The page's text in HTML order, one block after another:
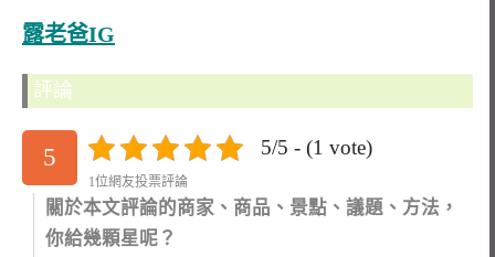
露老爸IG
評論
5 5/5 - (1 vote)
1位網友投票評論
關於本文評論的商家、商品、景點、議題、方法，
你給幾顆星呢？